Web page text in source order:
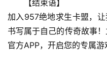
【结束语】
加入957绝地求生卡盟，
书写属于自己的传奇故事
官方APP，开启您的专属游